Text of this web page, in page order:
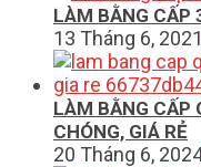
LÀM BẰNG CẤP
13 Tháng 6, 2021
LÀM BẰNG CẤP
CHÓNG, GIÁ RẺ
20 Tháng 6,